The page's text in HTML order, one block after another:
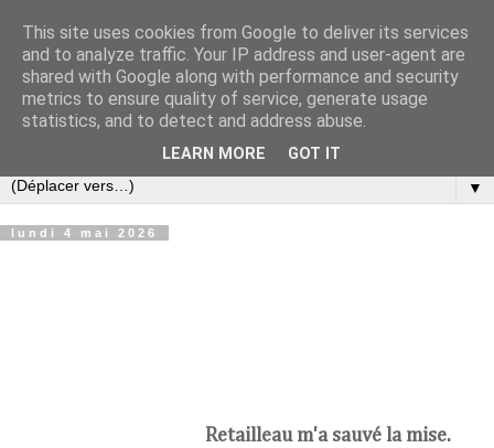
Croque-notes
Réflexions au fil du temps de Bertrand Hieaux sur la
politique, l'économie, la littérature et la musique
▼
lundi 4 mai 2026
Retailleau m'a sauvé la mise.
This site uses cookies from Google to deliver its services
and to analyze traffic. Your IP address and user-agent are
shared with Google along with performance and security
metrics to ensure quality of service, generate usage
statistics, and to detect and address abuse.
LEARN MORE GOT IT